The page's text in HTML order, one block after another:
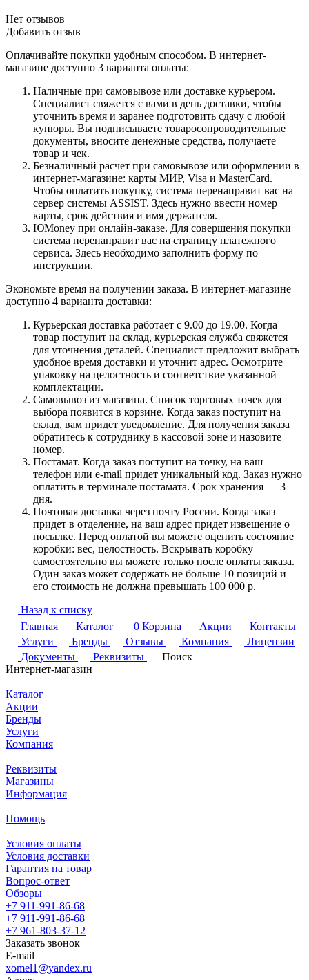
Нет отзывов
Добавить отзыв
Оплачивайте покупки удобным способом. В интернет-
магазине доступно 3 варианта оплаты:
Наличные при самовывозе или доставке курьером.
Специалист свяжется с вами в день доставки, чтобы
уточнить время и заранее подготовить сдачу с любой
купюры. Вы подписываете товаросопроводительные
документы, вносите денежные средства, получаете
товар и чек.
Безналичный расчет при самовывозе или оформлении в
интернет-магазине: карты МИР, Visa и MasterCard.
Чтобы оплатить покупку, система перенаправит вас на
сервер системы ASSIST. Здесь нужно ввести номер
карты, срок действия и имя держателя.
ЮMoney при онлайн-заказе. Для совершения покупки
система перенаправит вас на страницу платежного
сервиса. Здесь необходимо заполнить форму по
инструкции.
Экономьте время на получении заказа. В интернет-магазине
доступно 4 варианта доставки:
Курьерская доставка работает с 9.00 до 19.00. Когда
товар поступит на склад, курьерская служба свяжется
для уточнения деталей. Специалист предложит выбрать
удобное время доставки и уточнит адрес. Осмотрите
упаковку на целостность и соответствие указанной
комплектации.
Самовывоз из магазина. Список торговых точек для
выбора появится в корзине. Когда заказ поступит на
склад, вам придет уведомление. Для получения заказа
обратитесь к сотруднику в кассовой зоне и назовите
номер.
Постамат. Когда заказ поступит на точку, на ваш
телефон или e-mail придет уникальный код. Заказ нужно
оплатить в терминале постамата. Срок хранения — 3
дня.
Почтовая доставка через почту России. Когда заказ
придет в отделение, на ваш адрес придет извещение о
посылке. Перед оплатой вы можете оценить состояние
коробки: вес, целостность. Вскрывать коробку
самостоятельно вы можете только после оплаты заказа.
Один заказ может содержать не больше 10 позиций и
его стоимость не должна превышать 100 000 р.
Назад к списку
Главная
Каталог 0 Корзина Акции
Контакты
Услуги
Бренды Отзывы Компания
Лицензии
Документы
Реквизиты
Поиск
Интернет-магазин
Каталог
Акции
Бренды
Услуги
Компания
Реквизиты
Магазины
Информация
Помощь
Условия оплаты
Условия доставки
Гарантия на товар
Вопрос-ответ
Обзоры
+7 911-991-86-68
+7 911-991-86-68
+7 961-803-37-12
Заказать звонок
E-mail
xomel1@yandex.ru